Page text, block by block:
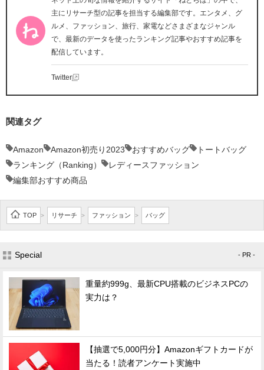
主にリサーチ型の記事を担当する編集部です。エンタメ、グ
ルメ、ファッション、旅行、家電などさまざまなジャンル
で、最新のデータを使ったランキング記事やおすすめ記事を
配信しています。
Twitter
関連タグ
Amazon Amazon初売り2023 おすすめバッグ
トートバッグ
ランキング（Ranking）
レディースファッション
編集部おすすめ商品
TOP > リサーチ > ファッション > バッグ
Special - PR -
重量約999g、最新CPU搭載のビジネスPCの
実力は？
【抽選で5,000円分】Amazonギフトカードが
当たる！読者アンケート実施中